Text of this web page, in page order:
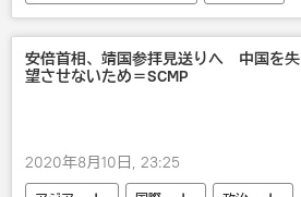
安倍首相、靖国参拝見送りへ 中国を失
望させないため＝SCMP
2020年8月10日, 23:25